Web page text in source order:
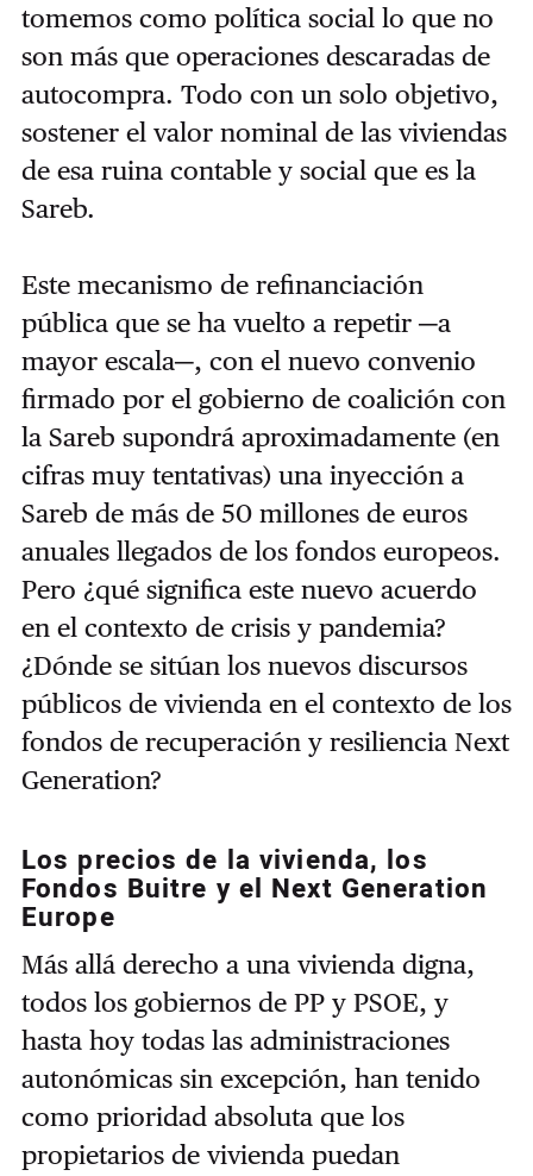
tomemos como política social lo que no
son más que operaciones descaradas de
autocompra. Todo con un solo objetivo,
sostener el valor nominal de las viviendas
de esa ruina contable y social que es la
Sareb.
Este mecanismo de refinanciación
pública que se ha vuelto a repetir ─a
mayor escala─, con el nuevo convenio
firmado por el gobierno de coalición con
la Sareb supondrá aproximadamente (en
cifras muy tentativas) una inyección a
Sareb de más de 50 millones de euros
anuales llegados de los fondos europeos.
Pero ¿qué significa este nuevo acuerdo
en el contexto de crisis y pandemia?
¿Dónde se sitúan los nuevos discursos
públicos de vivienda en el contexto de los
fondos de recuperación y resiliencia Next
Generation?
Los precios de la vivienda, los
Fondos Buitre y el Next Generation
Europe
Más allá derecho a una vivienda digna,
todos los gobiernos de PP y PSOE, y
hasta hoy todas las administraciones
autonómicas sin excepción, han tenido
como prioridad absoluta que los
propietarios de vivienda puedan